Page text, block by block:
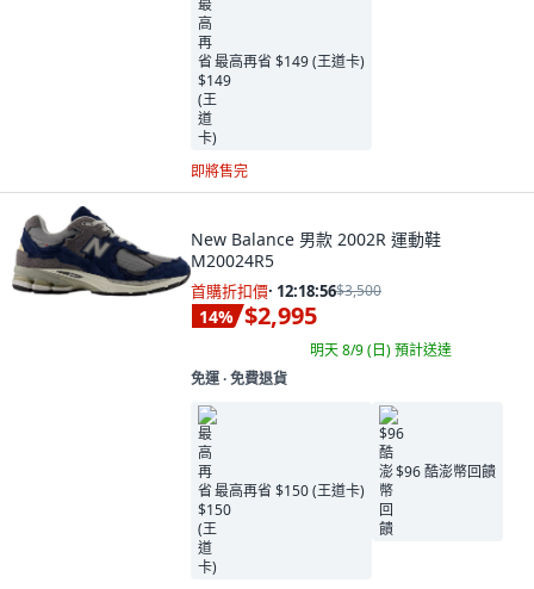
最高再省 $149 (王道卡)
即將售完
New Balance 男款 2002R 運動鞋
M20024R5
首購折扣價· 12:18:55$3,500
14% $2,995
明天 8/9 (日)預計送達
免運 ∙ 免費退貨
最高再省 $150 (王道卡)
$96 酷澎幣回饋